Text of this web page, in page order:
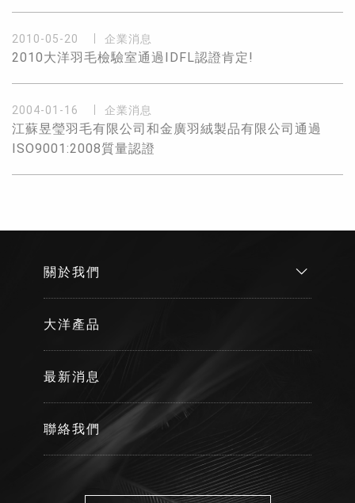
2010-05-20 企業消息
2010大洋羽毛檢驗室通過IDFL認證肯定!
2004-01-16 企業消息
江蘇昱瑩羽毛有限公司和金廣羽絨製品有限公司通過
ISO9001:2008質量認證
關於我們
大洋產品
最新消息
聯絡我們